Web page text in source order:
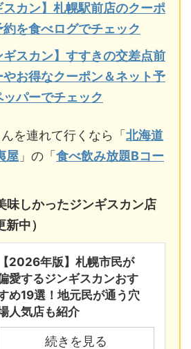
スカン】札幌駅前店のクーポ
を食べログでチェック
ギスカン】すすきの交差点前
やお得なクーポン＆ネット予
パーでチェック
を連れて行くなら「北海道
屋 」の「食べ飲み放題Bコー
しかったジンギスカン店
新中）
【2026年版】札幌市民が
愛するジンギスカンおす
め19選！地元民が通う穴
人気店も紹介
続きを見る